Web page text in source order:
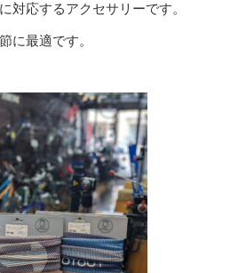
対応するアクセサリーです。
に最適です。